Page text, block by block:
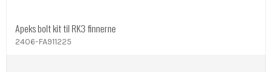
Apeks bolt kit til RK3 finnerne
2406-FA911225